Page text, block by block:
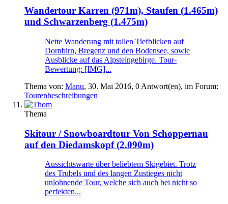
Wandertour Karren (971m), Staufen (1.465m)
und Schwarzenberg (1.475m)
Nette Wanderung mit tollen Tiefblicken auf
Dornbirn, Bregenz und den Bodensee, sowie
Ausblicke auf das Alpsteingebirge. Tour-
Bewertung: [IMG]...
Thema von: Manu, 30. Mai 2016, 0 Antwort(en), im Forum:
Tourenbeschreibungen
Thema
Skitour / Snowboardtour Von Schoppernau
auf den Diedamskopf (2.090m)
Aussichtswarte über beliebtem Skigebiet. Trotz
des Trubels und des langen Zustieges nicht
unlohnende Tour, welche sich auch bei nicht so
perfekten...